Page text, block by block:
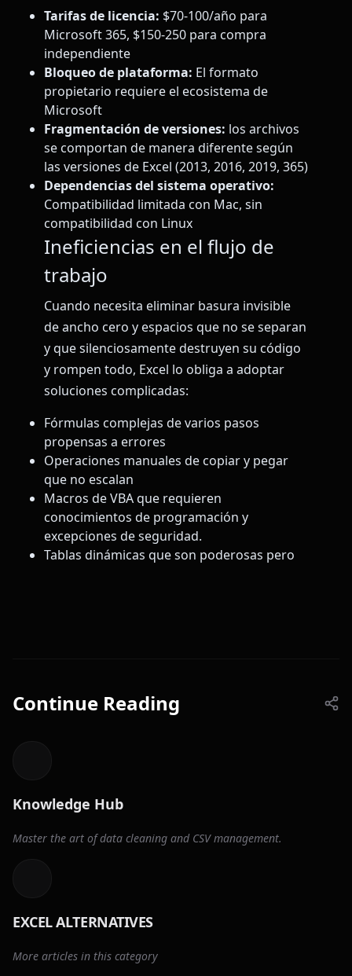
Tarifas de licencia: $70-100/año para
Microsoft 365, $150-250 para compra
independiente
Bloqueo de plataforma: El formato
propietario requiere el ecosistema de
Microsoft
Fragmentación de versiones: los archivos
se comportan de manera diferente según
las versiones de Excel (2013, 2016, 2019, 365)
Dependencias del sistema operativo:
Compatibilidad limitada con Mac, sin
compatibilidad con Linux
Ineficiencias en el flujo de
trabajo
Cuando necesita eliminar basura invisible
de ancho cero y espacios que no se separan
y que silenciosamente destruyen su código
y rompen todo, Excel lo obliga a adoptar
soluciones complicadas:
Fórmulas complejas de varios pasos
propensas a errores
Operaciones manuales de copiar y pegar
que no escalan
Macros de VBA que requieren
conocimientos de programación y
excepciones de seguridad.
Tablas dinámicas que son poderosas pero
Continue Reading
Knowledge Hub
Master the art of data cleaning and CSV management.
EXCEL ALTERNATIVES
More articles in this category